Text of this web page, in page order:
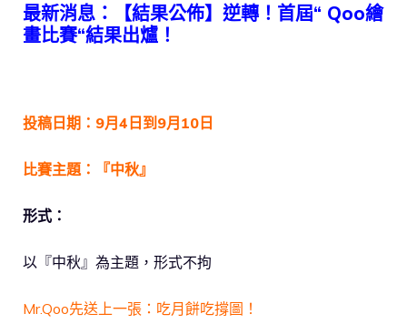
最新消息：【結果公佈】逆轉！首屆“ Qoo繪
畫比賽“結果出爐！
投稿日期：9月4日到9月10日
比賽主題：『中秋』
形式：
以『中秋』為主題，形式不拘
Mr.Qoo先送上一張：吃月餅吃撐圖！